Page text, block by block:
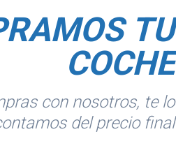
TU
COCHE
con nosotros, te lo
del precio final